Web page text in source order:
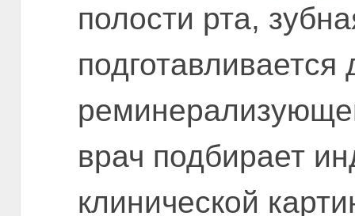
полости рта,
врач подбирает
клинической